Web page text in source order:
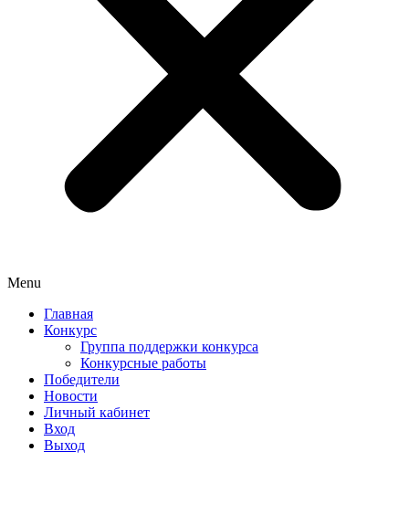
Menu
Главная
Конкурс
Группа поддержки конкурса
Конкурсные работы
Победители
Новости
Личный кабинет
Вход
Выход